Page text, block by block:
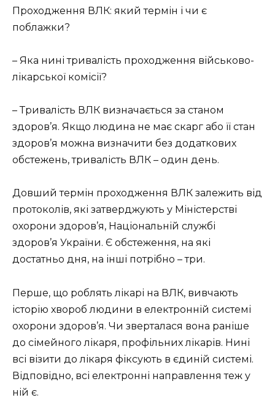
Проходження ВЛК: який термін і чи є
поблажки?
– Яка нині тривалість проходження військово-
лікарської комісії?
– Тривалість ВЛК визначається за станом
здоров’я. Якщо людина не має скарг або її стан
здоров’я можна визначити без додаткових
обстежень, тривалість ВЛК – один день.
Довший термін проходження ВЛК залежить від
протоколів, які затверджують у Міністерстві
охорони здоров’я, Національній службі
здоров’я України. Є обстеження, на які
достатньо дня, на інші потрібно – три.
Перше, що роблять лікарі на ВЛК, вивчають
історію хвороб людини в електронній системі
охорони здоров’я. Чи зверталася вона раніше
до сімейного лікаря, профільних лікарів. Нині
всі візити до лікаря фіксують в єдиній системі.
Відповідно, всі електронні направлення теж у
ній є.